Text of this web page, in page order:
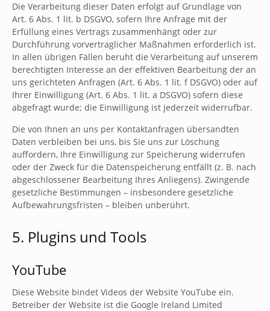
Die Verarbeitung dieser Daten erfolgt auf Grundlage von
Art. 6 Abs. 1 lit. b DSGVO, sofern Ihre Anfrage mit der
Erfüllung eines Vertrags zusammenhängt oder zur
Durchführung vorvertraglicher Maßnahmen erforderlich ist.
In allen übrigen Fällen beruht die Verarbeitung auf unserem
berechtigten Interesse an der effektiven Bearbeitung der an
uns gerichteten Anfragen (Art. 6 Abs. 1 lit. f DSGVO) oder auf
Ihrer Einwilligung (Art. 6 Abs. 1 lit. a DSGVO) sofern diese
abgefragt wurde; die Einwilligung ist jederzeit widerrufbar.
Die von Ihnen an uns per Kontaktanfragen übersandten
Daten verbleiben bei uns, bis Sie uns zur Löschung
auffordern, Ihre Einwilligung zur Speicherung widerrufen
oder der Zweck für die Datenspeicherung entfällt (z. B. nach
abgeschlossener Bearbeitung Ihres Anliegens). Zwingende
gesetzliche Bestimmungen – insbesondere gesetzliche
Aufbewahrungsfristen – bleiben unberührt.
5. Plugins und Tools
YouTube
Diese Website bindet Videos der Website YouTube ein.
Betreiber der Website ist die Google Ireland Limited